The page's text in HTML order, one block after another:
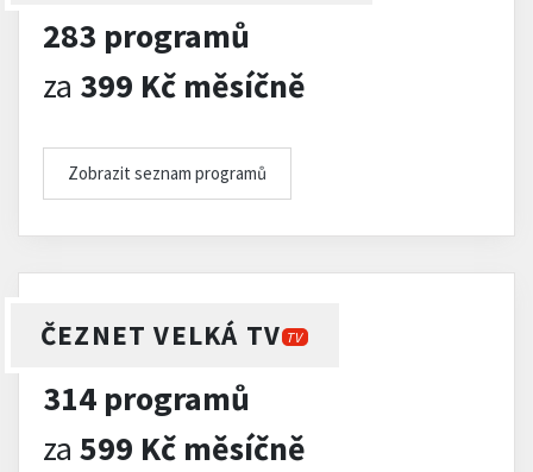
283 programů
za 399 Kč měsíčně
Zobrazit seznam programů
ČEZNET VELKÁ TV TV
314 programů
za 599 Kč měsíčně